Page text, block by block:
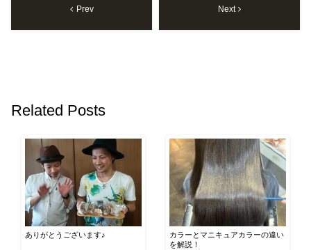
Prev Next
Related Posts
ありがとうございます♪
カラーとマニキュアカラーの違い
を解説！